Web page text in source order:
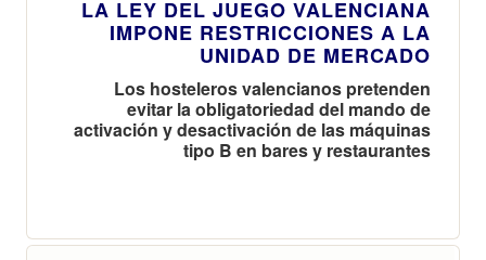
LA LEY DEL JUEGO VALENCIANA
IMPONE RESTRICCIONES A LA
UNIDAD DE MERCADO
Los hosteleros valencianos pretenden
evitar la obligatoriedad del mando de
activación y desactivación de las máquinas
tipo B en bares y restaurantes